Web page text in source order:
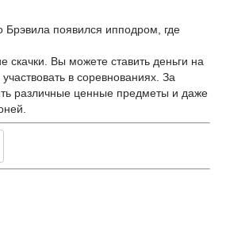
Брэвила появился ипподром, где
скачки. Вы можете ставить деньги на
в соревнованиях. За
различные ценные предметы и даже